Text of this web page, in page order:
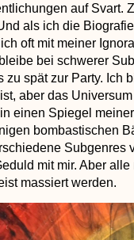
auf Svart.
als ich die
oft mit meiner
bei schwerer
zu spät zur Party. Ich
aber das
einen Spiegel
bombastischen
Subgenres
mit mir. Aber
massiert werden.